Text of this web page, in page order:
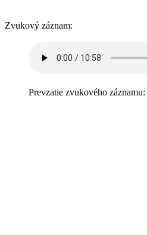
Zvukový záznam:
Prevzatie zvukového záznamu: